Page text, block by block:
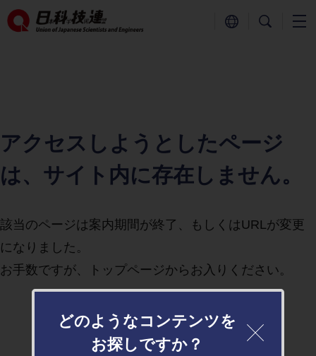
アクセスしようとしたページ
は、サイト内に存在しません。
該当のページは案内期間が終了、もしくはURLが変更
になりました。
お手数ですが、トップページからお入りください。
トップページ
どのようなコンテンツを
お探しですか？